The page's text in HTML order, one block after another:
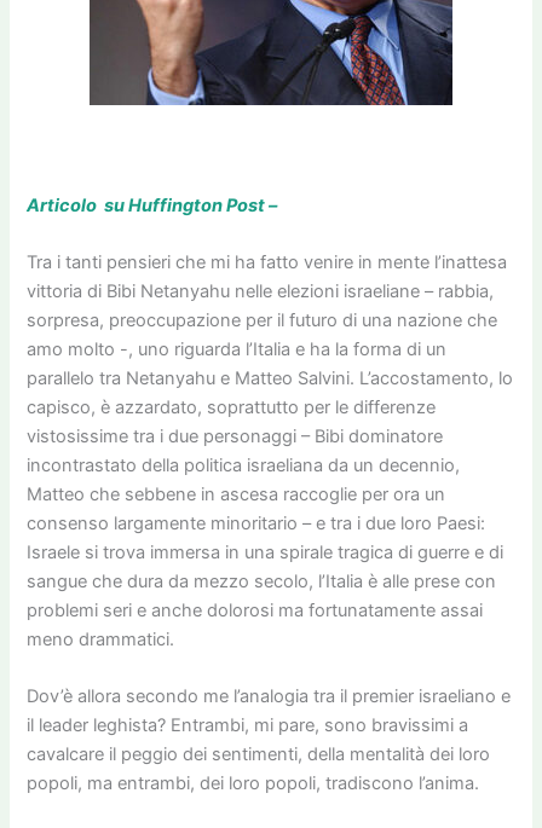
Articolo su Huffington Post –
Tra i tanti pensieri che mi ha fatto venire in mente l’inattesa
vittoria di Bibi Netanyahu nelle elezioni israeliane – rabbia,
sorpresa, preoccupazione per il futuro di una nazione che
amo molto -, uno riguarda l’Italia e ha la forma di un
parallelo tra Netanyahu e Matteo Salvini. L’accostamento, lo
capisco, è azzardato, soprattutto per le differenze
vistosissime tra i due personaggi – Bibi dominatore
incontrastato della politica israeliana da un decennio,
Matteo che sebbene in ascesa raccoglie per ora un
consenso largamente minoritario – e tra i due loro Paesi:
Israele si trova immersa in una spirale tragica di guerre e di
sangue che dura da mezzo secolo, l’Italia è alle prese con
problemi seri e anche dolorosi ma fortunatamente assai
meno drammatici.
Dov’è allora secondo me l’analogia tra il premier israeliano e
il leader leghista? Entrambi, mi pare, sono bravissimi a
cavalcare il peggio dei sentimenti, della mentalità dei loro
popoli, ma entrambi, dei loro popoli, tradiscono l’anima.